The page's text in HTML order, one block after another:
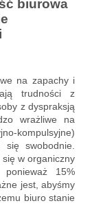
biurowa
na zapachy i
trudności z
z dyspraksją
wrażliwe na
kompulsyjne)
swobodnie.
w organiczny
15%
jest, abyśmy
biuro stanie